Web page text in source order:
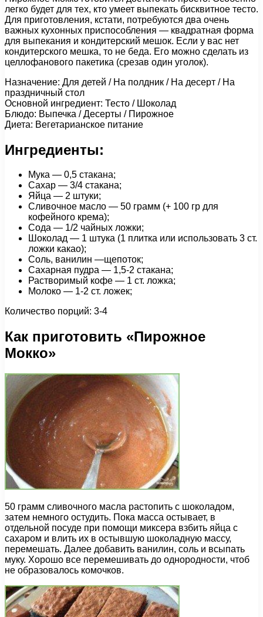
легко будет для тех, кто умеет выпекать бисквитное тесто.
Для приготовления, кстати, потребуются два очень
важных кухонных приспособления — квадратная форма
для выпекания и кондитерский мешок. Если у вас нет
кондитерского мешка, то не беда. Его можно сделать из
целлофанового пакетика (срезав один уголок).
Назначение: Для детей / На полдник / На десерт / На
праздничный стол
Основной ингредиент: Тесто / Шоколад
Блюдо: Выпечка / Десерты / Пирожное
Диета: Вегетарианское питание
Ингредиенты:
Мука — 0,5 стакана;
Сахар — 3/4 стакана;
Яйца — 2 штуки;
Сливочное масло — 50 грамм (+ 100 гр для
кофейного крема);
Сода — 1/2 чайных ложки;
Шоколад — 1 штука (1 плитка или использовать 3 ст.
ложки какао);
Соль, ванилин —щепоток;
Сахарная пудра — 1,5-2 стакана;
Растворимый кофе — 1 ст. ложка;
Молоко — 1-2 ст. ложек;
Количество порций: 3-4
Как приготовить «Пирожное
Мокко»
50 грамм сливочного масла растопить с шоколадом,
затем немного остудить. Пока масса остывает, в
отдельной посуде при помощи миксера взбить яйца с
сахаром и влить их в остывшую шоколадную массу,
перемешать. Далее добавить ванилин, соль и всыпать
муку. Хорошо все перемешивать до однородности, чтоб
не образовалось комочков.